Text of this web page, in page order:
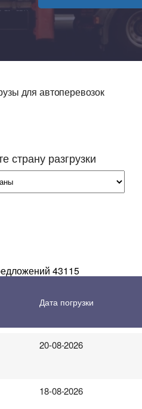
грузоперевозок
опасных грузов
сыпучих и жидких грузов
автомобилей
грузов
для автоперевозок
страну разгрузки
43115
Дата погрузки
18-08-2026
20-08-2026
18-08-2026